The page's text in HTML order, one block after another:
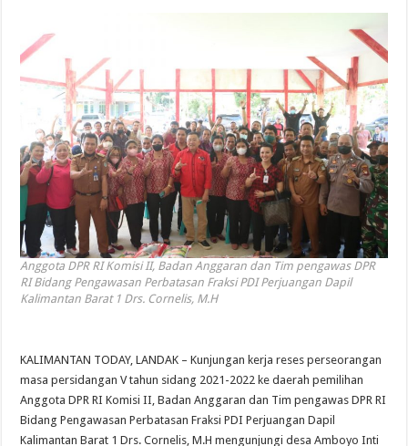
Anggota DPR RI Komisi II, Badan Anggaran dan Tim pengawas DPR
RI Bidang Pengawasan Perbatasan Fraksi PDI Perjuangan Dapil
Kalimantan Barat 1 Drs. Cornelis, M.H
KALIMANTAN TODAY, LANDAK – Kunjungan kerja reses perseorangan
masa persidangan V tahun sidang 2021-2022 ke daerah pemilihan
Anggota DPR RI Komisi II, Badan Anggaran dan Tim pengawas DPR RI
Bidang Pengawasan Perbatasan Fraksi PDI Perjuangan Dapil
Kalimantan Barat 1 Drs. Cornelis, M.H mengunjungi desa Amboyo Inti